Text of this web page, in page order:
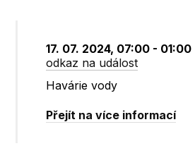
17. 07. 2024, 07:00 - 01:00
odkaz na událost
Havárie vody
Přejít na více informací